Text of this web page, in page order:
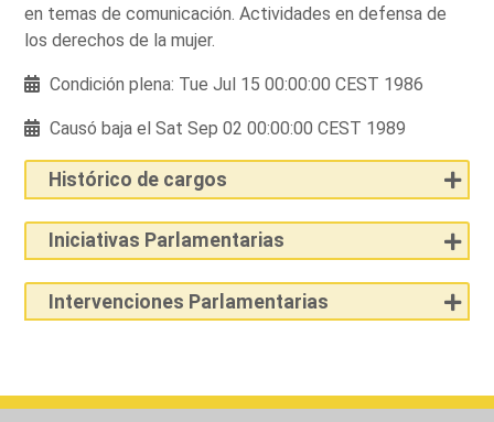
en temas de comunicación. Actividades en defensa de
los derechos de la mujer.
Condición plena: Tue Jul 15 00:00:00 CEST 1986
Causó baja el Sat Sep 02 00:00:00 CEST 1989
Histórico de cargos
Iniciativas Parlamentarias
Intervenciones Parlamentarias